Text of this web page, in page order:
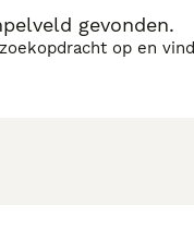
gevonden.
op en